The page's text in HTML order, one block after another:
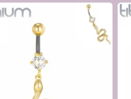
mm adaptées en cas de gonflement